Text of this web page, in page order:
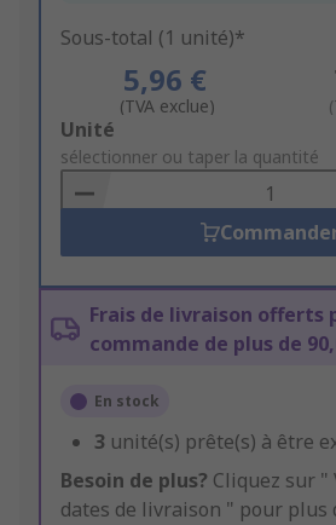
Sous-total (1 unité)*
5,96 €
(TVA exclue)
Add
to
Basket
Unité
sélectionner ou taper la quantité
Frais de livraison offerts
commande de plus de
En stock
3 unité(s) prête(s) à être
Besoin de plus? Cliquez sur
dates de livraison " pour plus